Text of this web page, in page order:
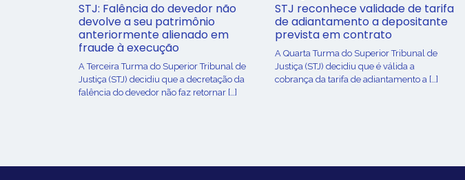
STJ: Falência do devedor não
devolve a seu patrimônio
anteriormente alienado em
fraude à execução
A Terceira Turma do Superior Tribunal de
Justiça (STJ) decidiu que a decretação da
falência do devedor não faz retornar […]
STJ reconhece validade de tarifa
de adiantamento a depositante
prevista em contrato
A Quarta Turma do Superior Tribunal de
Justiça (STJ) decidiu que é válida a
cobrança da tarifa de adiantamento a […]